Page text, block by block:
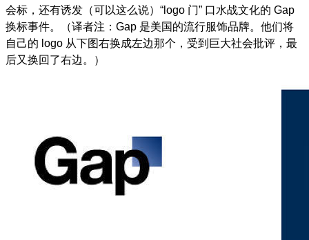
会标，还有诱发（可以这么说） “logo 门” 口水战文化的 Gap
换标事件。（译者注： Gap 是美国的流行服饰品牌。他们将
自己的 logo 从下图右换成左边那个，受到巨大社会批评，最
后又换回了右边。）